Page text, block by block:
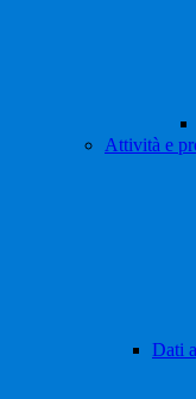
Attività e
Dati